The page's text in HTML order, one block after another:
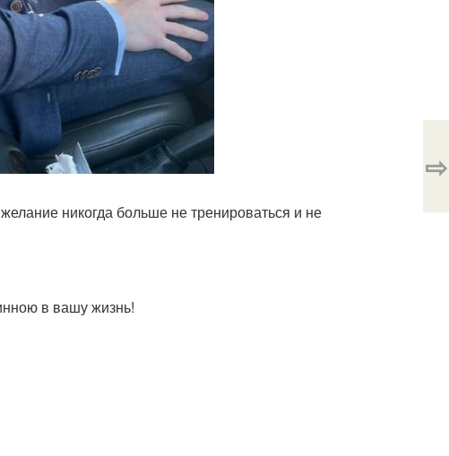
никогда больше не тренироваться и не
в вашу жизнь!
⇨